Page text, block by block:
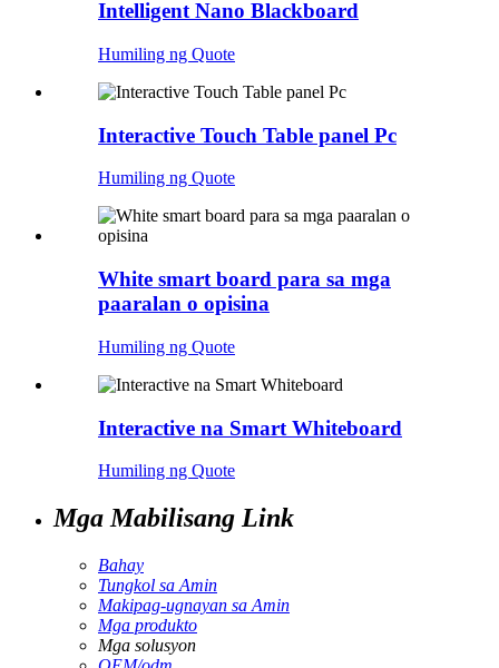
Intelligent Nano Blackboard
Humiling ng Quote
Interactive Touch Table panel Pc
Humiling ng Quote
White smart board para sa mga
paaralan o opisina
Humiling ng Quote
Interactive na Smart Whiteboard
Humiling ng Quote
Mga Mabilisang Link
Bahay
Tungkol sa Amin
Makipag-ugnayan sa Amin
Mga produkto
Mga solusyon